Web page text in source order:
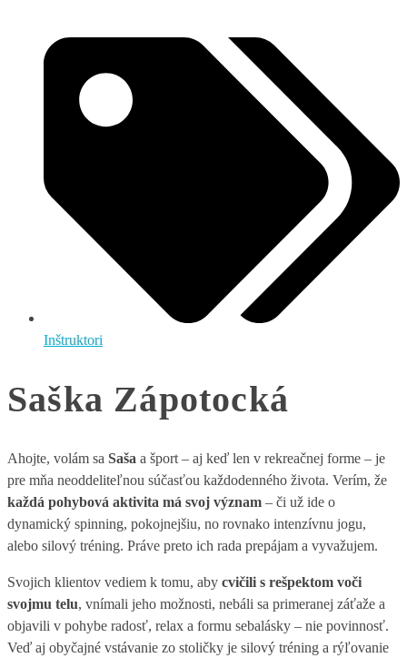
Inštruktori
Saška Zápotocká
Ahojte, volám sa Saša a šport – aj keď len v rekreačnej forme – je
pre mňa neoddeliteľnou súčasťou každodenného života. Verím, že
každá pohybová aktivita má svoj význam – či už ide o
dynamický spinning, pokojnejšiu, no rovnako intenzívnu jogu,
alebo silový tréning. Práve preto ich rada prepájam a vyvažujem.
Svojich klientov vediem k tomu, aby cvičili s rešpektom voči
svojmu telu, vnímali jeho možnosti, nebáli sa primeranej záťaže a
objavili v pohybe radosť, relax a formu sebalásky – nie povinnosť.
Veď aj obyčajné vstávanie zo stoličky je silový tréning a rýľovanie